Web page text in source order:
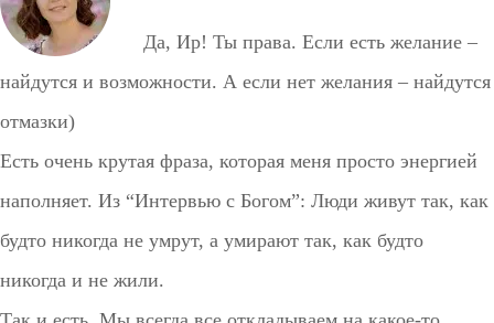
Да, Ир! Ты права. Если есть желание –
найдутся и возможности. А если нет желания – найдутся
отмазки)
Есть очень крутая фраза, которая меня просто энергией
наполняет. Из “Интервью с Богом”: Люди живут так, как
будто никогда не умрут, а умирают так, как будто
никогда и не жили.